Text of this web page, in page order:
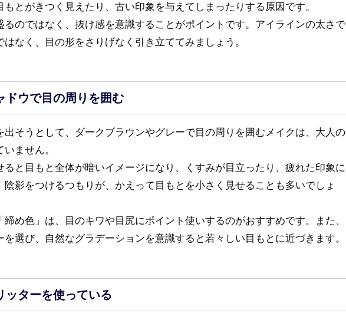
とがきつく見えたり、古い印象を与えてしまったりする原因です。
るのではなく、抜け感を意識することがポイントです。アイラインの太さで
なく、目の形をさりげなく引き立ててみましょう。
ドウで目の周りを囲む
出そうとして、ダークブラウンやグレーで目の周りを囲むメイクは、大人の
ません。
ると目もと全体が暗いイメージになり、くすみが目立ったり、疲れた印象に
影をつけるつもりが、かえって目もとを小さく見せることも多いでしょ
め色」は、目のキワや目尻にポイント使いするのがおすすめです。また、
選び、自然なグラデーションを意識すると若々しい目もとに近づきます。
ッターを使っている